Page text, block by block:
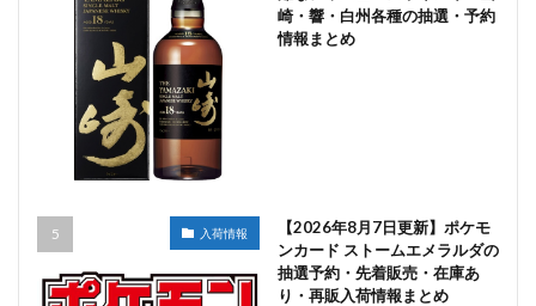
崎・響・白州各種の抽選・予約
情報まとめ
入荷情報
【2026年8月7日更新】ポケモ
ンカード ストームエメラルダの
抽選予約・先着販売・在庫あ
り・再販入荷情報まとめ